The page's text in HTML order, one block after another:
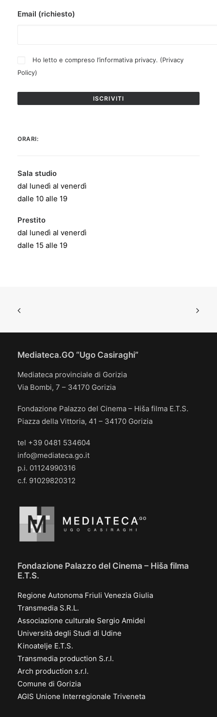
Email (richiesto)
Ho letto e compreso l’informativa privacy. (Privacy
Policy)
ORARI:
Sala studio
dal lunedì al venerdì
dalle 10 alle 19
Prestito
dal lunedì al venerdì
dalle 15 alle 19
Mediateca.GO “Ugo Casiraghi”
Mediateca provinciale di Gorizia
Via Bombi, 7 – 34170 Gorizia
Fondazione Palazzo del Cinema – Hiša filma E.T.S.
Piazza della Vittoria, 41 – 34170 Gorizia
tel +39 0481 534604
info@mediateca.go.it
p.i. 01124990316
c.f. 91029820312
Fondazione Palazzo del Cinema – Hiša filma
E.T.S.
Regione Autonoma Friuli Venezia Giulia
Transmedia S.R.L.
Associazione culturale Sergio Amidei
Università degli Studi di Udine
Kinoatelje E.T.S.
Transmedia production S.r.l.
Arch production s.r.l.
Comune di Gorizia
AGIS Unione Interregionale Triveneta